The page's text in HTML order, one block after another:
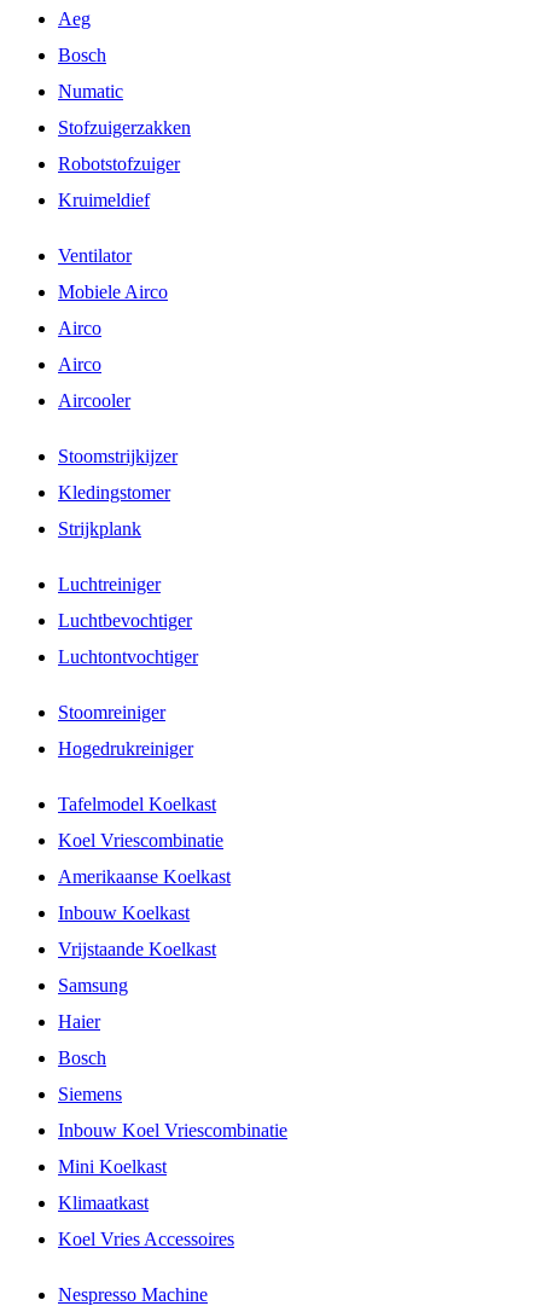
Aeg
Bosch
Numatic
Stofzuigerzakken
Robotstofzuiger
Kruimeldief
Ventilator
Mobiele Airco
Airco
Airco
Aircooler
Stoomstrijkijzer
Kledingstomer
Strijkplank
Luchtreiniger
Luchtbevochtiger
Luchtontvochtiger
Stoomreiniger
Hogedrukreiniger
Tafelmodel Koelkast
Koel Vriescombinatie
Amerikaanse Koelkast
Inbouw Koelkast
Vrijstaande Koelkast
Samsung
Haier
Bosch
Siemens
Inbouw Koel Vriescombinatie
Mini Koelkast
Klimaatkast
Koel Vries Accessoires
Nespresso Machine